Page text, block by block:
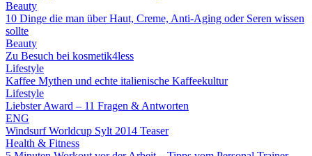
Beauty
10 Dinge die man über Haut, Creme, Anti-Aging oder Seren wissen
sollte
Beauty
Zu Besuch bei kosmetik4less
Lifestyle
Kaffee Mythen und echte italienische Kaffeekultur
Lifestyle
Liebster Award – 11 Fragen & Antworten
ENG
Windsurf Worldcup Sylt 2014 Teaser
Health & Fitness